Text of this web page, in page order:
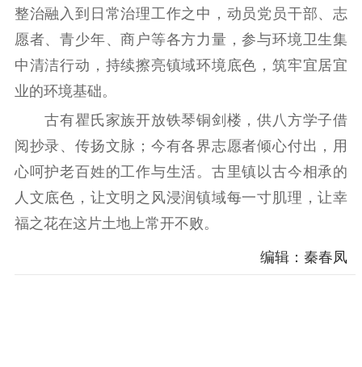
整治融入到日常治理工作之中，动员党员干部、志
愿者、青少年、商户等各方力量，参与环境卫生集
中清洁行动，持续擦亮镇域环境底色，筑牢宜居宜
业的环境基础。
古有瞿氏家族开放铁琴铜剑楼，供八方学子借
阅抄录、传扬文脉；今有各界志愿者倾心付出，用
心呵护老百姓的工作与生活。古里镇以古今相承的
人文底色，让文明之风浸润镇域每一寸肌理，让幸
福之花在这片土地上常开不败。
编辑：秦春凤